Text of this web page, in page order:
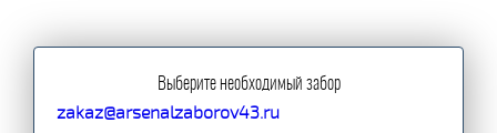
Выберите необходимый забор
zakaz@arsenalzaborov43.ru